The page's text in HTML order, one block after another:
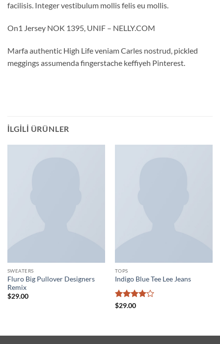
facilisis. Integer vestibulum mollis felis eu mollis.
On1 Jersey NOK 1395, UNIF – NELLY.COM
Marfa authentic High Life veniam Carles nostrud, pickled
meggings assumenda fingerstache keffiyeh Pinterest.
İLGILI ÜRÜNLER
SWEATERS
Fluro Big Pullover Designers
Remix
$29.00
TOPS
Indigo Blue Tee Lee Jeans
5
$29.00